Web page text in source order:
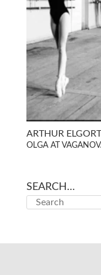
ARTHUR ELGORT
OLGA AT
SEARCH…